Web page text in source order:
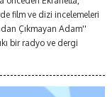
film ve dizi incelemeleri
Çıkmayan Adam''
bir radyo ve dergi